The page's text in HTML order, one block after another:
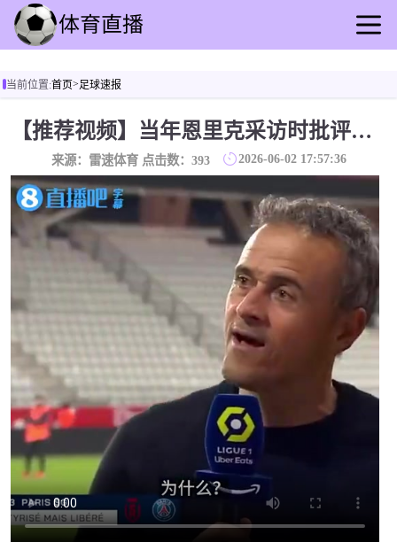
足球直播
篮球直播
足球录播
篮球回放
足球速报
篮球动态
其他转播
当前位置:首页>足球速报
【推荐视频】当年恩里克采访时批评姆巴佩：我对他今天的表现不满……
来源：雷速体育 点击数： 393 2026-06-02 17:57:36